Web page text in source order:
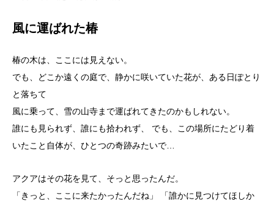
風に運ばれた椿
椿の木は、ここには見えない。
でも、どこか遠くの庭で、静かに咲いていた花が、ある日ぽとり
と落ちて
風に乗って、雪の山寺まで運ばれてきたのかもしれない。
誰にも見られず、誰にも拾われず、 でも、この場所にたどり着
いたこと自体が、ひとつの奇跡みたいで…
アクアはその花を見て、そっと思ったんだ。
「きっと、ここに来たかったんだね」 「誰かに見つけてほしか